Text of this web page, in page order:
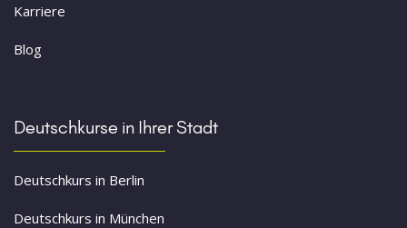
Karriere
Blog
Deutschkurse in Ihrer Stadt
Deutschkurs in Berlin
Deutschkurs in München